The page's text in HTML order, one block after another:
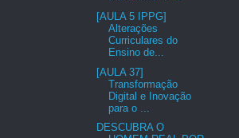
[AULA 5 IPPG]
Alterações
Curriculares do
Ensino de...
[AULA 37]
Transformação
Digital e Inovação
para o ...
DESCUBRA O